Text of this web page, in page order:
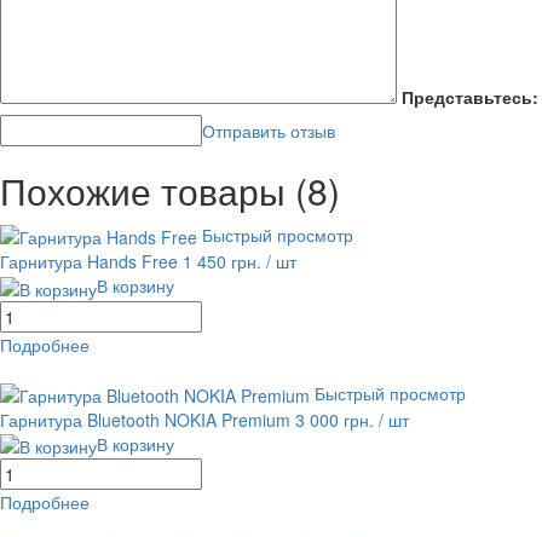
Представьтесь:
Отправить отзыв
Похожие товары (8)
Быстрый просмотр
Гарнитура Hands Free 1 450 грн. / шт
В корзину
Подробнее
Быстрый просмотр
Гарнитура Bluetooth NOKIA Premium 3 000 грн. / шт
В корзину
Подробнее